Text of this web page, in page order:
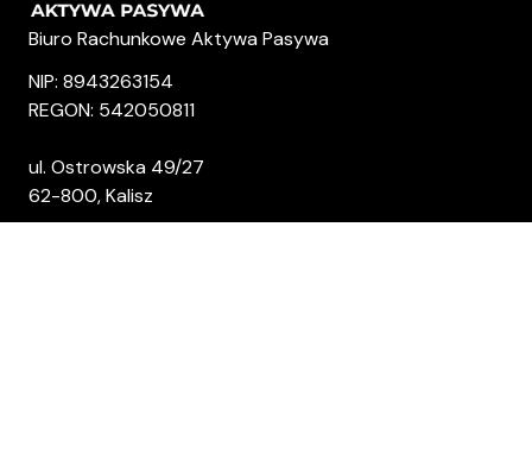
Biuro Rachunkowe Aktywa Pasywa
NIP: 8943263154
REGON: 542050811
ul. Ostrowska 49/27
62-800, Kalisz